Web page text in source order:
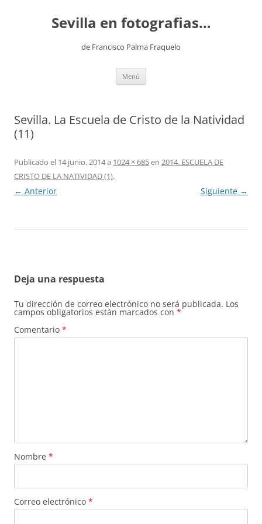
contenidoSevilla en fotografias…
de Francisco Palma Fraquelo
Menú
Sevilla. La Escuela de Cristo de la Natividad
(11)
Publicado el 14 junio, 2014a 1024 × 685en 2014. ESCUELA DE
CRISTO DE LA NATIVIDAD (1).
← Anterior Siguiente →
Deja una respuesta
Tu dirección de correo electrónico no será publicada. Los
campos obligatorios están marcados con *
Comentario *
Nombre *
Correo electrónico *